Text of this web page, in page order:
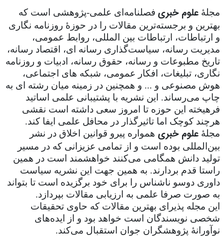
مجلۀ علوم خبری فصلنامه‌ای علمی-پژوهشی است که
بهترین و برجسته‌ترین مقالات را در حوزۀ روزنامه نگاری
و ارتباطات، ارتباطات بین المللی، روابط عمومی،
مدیریت رسانه، سیاست‌گذاری رسانه ای، اقتصاد رسانه،
تاریخ مطبوعات و رسانه، حقوق رسانه، ادبیات و روزنامه
نگاری، تبلیغات، افکار عمومی، شبکه های اجتماعی،
هوش مصنوعی و ... و همچنین در زمینه میان رشته ای به
چاپ می‌رساند. این نشریه با پشتیبانی علمی اساتید
فرهیخته این حوزه تا امروز سعی داشته است نقشی
هرچند کوچک اما تاثیرگذار در محافل علمی ایفا کند.
مجلۀ علوم خبری همواره پیرو قوانین اخلاق در نشر
بین‌المللی بوده است و از تمامی عزیزانی که در مسیر
تولید دانش همگامی ‌می‌کنند خواهشمند است در همین
راستا قدم بردارند. به همین جهت این نشریه سیاست
داوری دوسو ناشناس را برای خود برگزیده است تا بتواند
به صورت صرفا علمی به ارزیابی مقالات بپردازد.
این مجله پذیرای بهترین مقالات که حاوی تحقیقات
شخصی نویسندگان است خواهد بود و از ایده‌های
نوآورانۀ پژوهشگران جوان استقبال می‌کند.